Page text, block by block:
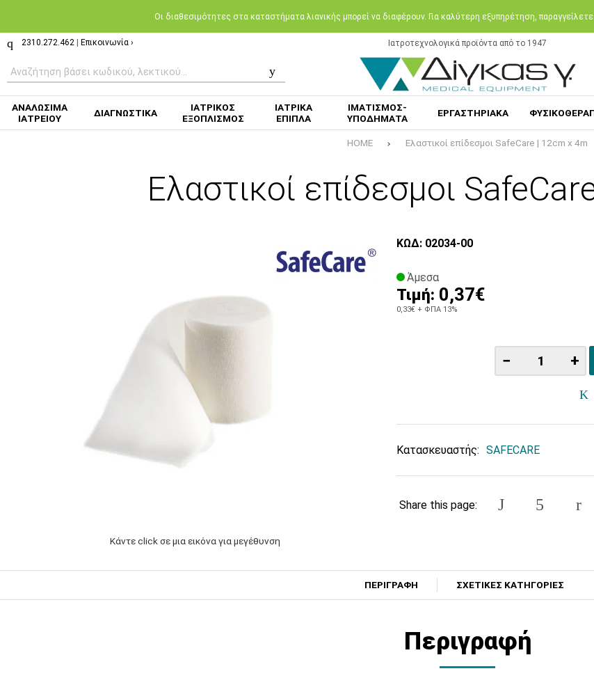
Oι διαθεσιμότητες στα καταστήματα λιανικής μπορεί να διαφέρουν. Για καλύτερη εξυπηρέτηση,
2310.272.462 Επικοινωνία › Ιατροτεχνολογικά προϊόντα από το 1947
ΑΝΑΛΩΣΙΜΑ
ΙΑΤΡΕΙΟΥ
ΔΙΑΓΝΩΣΤΙΚΑ
ΙΑΤΡΙΚΟΣ
ΕΞΟΠΛΙΣΜΟΣ
ΙΑΤΡΙΚΑ
ΕΠΙΠΛΑ
ΙΜΑΤΙΣΜΟΣ-
ΥΠΟΔΗΜΑΤΑ
ΕΡΓΑΣΤΗΡΙΑΚΑ
HOME Ελαστικοί επίδεσμοι SafeCare | 12cm x 4m
Ελαστικοί επίδεσμοι
Κάντε click σε μια εικόνα για μεγέθυνση
ΚΩΔ: 02034-00
Άμεσα
Τιμή: 0,37€
0,33€ + ΦΠΑ 13%
− +
Κατασκευαστής: SAFECARE
Share this page:
ΠΕΡΙΓΡΑΦΗ ΣΧΕΤΙΚΕΣ ΚΑΤΗΓΟΡΙΕΣ
Περιγραφή